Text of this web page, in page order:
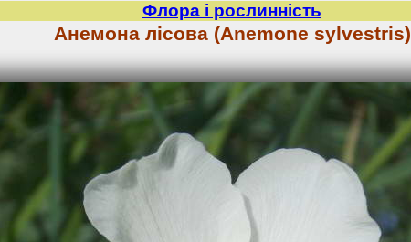
Флора і рослинність
Анемона лісова (Anemone sylvestris)